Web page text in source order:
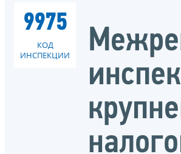
9975
КОД
ИНСПЕКЦИИ